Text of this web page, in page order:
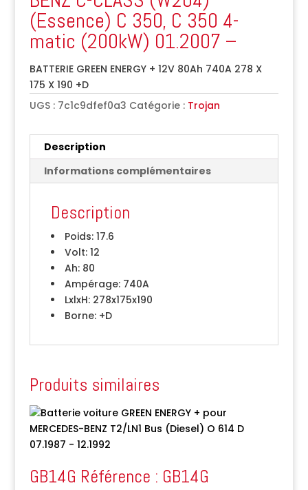
(Essence) C 350, C 350 4-
matic (200kW) 01.2007 –
BATTERIE GREEN ENERGY + 12V 80Ah 740A 278 X
175 X 190 +D
UGS : 7c1c9dfef0a3 Catégorie : Trojan
Description
Informations complémentaires
Description
Poids:17.6
Volt:12
Ah:80
Ampérage:740A
LxlxH:278x175x190
Borne:+D
Produits similaires
GB14G Référence : GB14G